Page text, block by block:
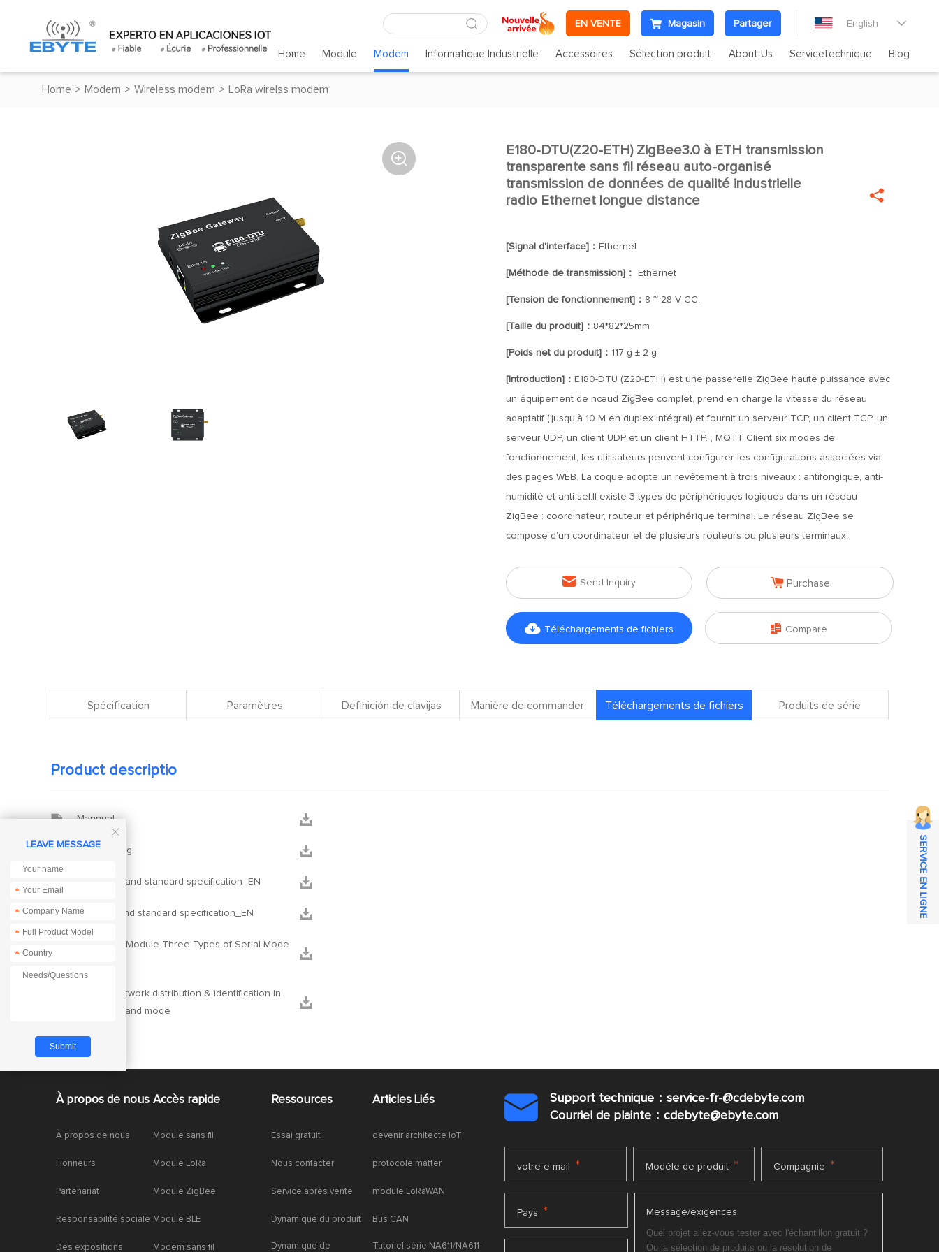
EN VENTE Magasin Partager English 
Home Module Modem Informatique Industrielle Accessoires Sélection produit About Us ServiceTechnique Blog
Home > Modem > Wireless modem > LoRa wirelss modem
 
E180-DTU(Z20-ETH) ZigBee3.0 à ETH transmission
transparente sans fil réseau auto-organisé
transmission de données de qualité industrielle
radio Ethernet longue distance

[Signal d'interface]： Ethernet
[Méthode de transmission]： Ethernet
[Tension de fonctionnement]： 8 ~ 28 V CC.
[Taille du produit]： 84*82*25mm
[Poids net du produit]： 117 g ± 2 g
[Introduction]： E180-DTU (Z20-ETH) est une passerelle ZigBee haute puissance avec
un équipement de nœud ZigBee complet, prend en charge la vitesse du réseau
adaptatif (jusqu'à 10 M en duplex intégral) et fournit un serveur TCP, un client TCP, un
serveur UDP, un client UDP et un client HTTP. , MQTT Client six modes de
fonctionnement, les utilisateurs peuvent configurer les configurations associées via
des pages WEB. La coque adopte un revêtement à trois niveaux : antifongique, anti-
humidité et anti-sel.Il existe 3 types de périphériques logiques dans un réseau
ZigBee : coordinateur, routeur et périphérique terminal. Le réseau ZigBee se
compose d'un coordinateur et de plusieurs routeurs ou plusieurs terminaux.
 Send Inquiry  Purchase
 Téléchargements de fichiers  Compare
Spécification Paramètres Definición de clavijas Manière de commander Téléchargements de fichiers Produits de série
Product descriptio
 Mannual 
 E180-Setting 
HEX command standard specification_EN 
 AT command standard specification_EN 

Zigbee3.0 Module Three Types of Serial Mode

Module network distribution & identification in
HEX command mode

À propos de nous
À propos de nous
Honneurs
Partenariat
Responsabilité sociale
Des expositions
Accès rapide
Module sans fil
Module LoRa
Module ZigBee
Module BLE
Modem sans fil
Ressources
Essai gratuit
Nous contacter
Service après vente
Dynamique du produit
Dynamique de
Articles Liés
devenir architecte IoT
protocole matter
module LoRaWAN
Bus CAN
Tutoriel série NA611/NA611-

Support technique：service-fr-@cdebyte.com
Courriel de plainte：cdebyte@ebyte.com
votre e-mail * Modèle de produit * Compagnie *
Pays * Message/exigences

LEAVE MESSAGE
*
*
*
*
SERVICE EN LIGNE